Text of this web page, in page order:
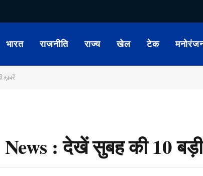
भारत राजनीति राज्य खेल टेक
ख़बरें
: देखें सुबह की 10